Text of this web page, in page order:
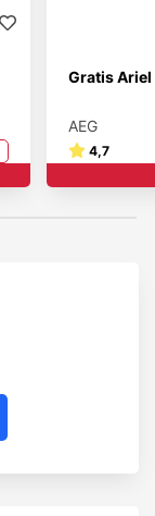
Gratis Ariel
AEG
4,7